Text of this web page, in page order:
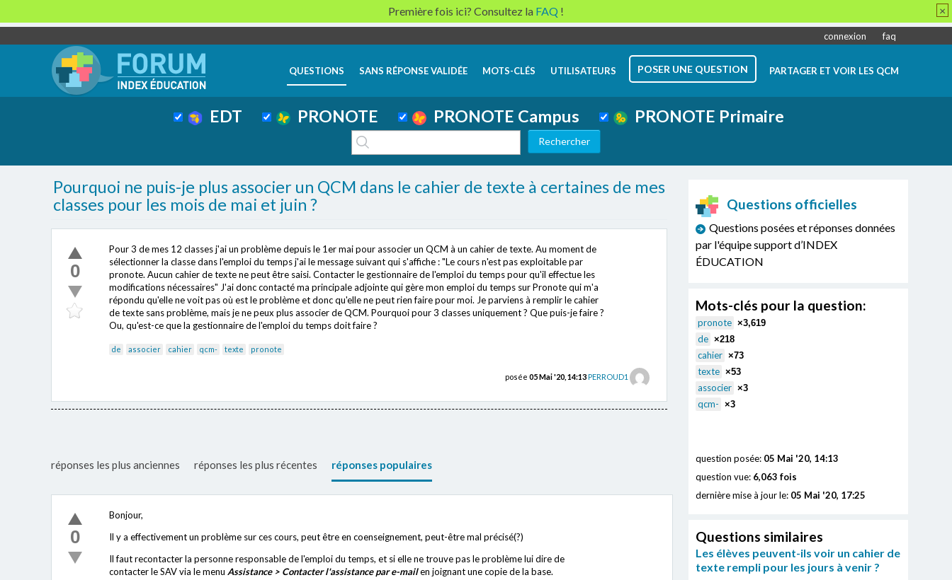
connexion faq
QUESTIONS SANS RÉPONSE VALIDÉE MOTS-CLÉS UTILISATEURS POSER UNE QUESTION PARTAGER ET VOIR LES QCM
EDT PRONOTE PRONOTE Campus PRONOTE Primaire
Pourquoi ne puis-je plus associer un QCM dans le cahier de texte à certaines de mes
classes pour les mois de mai et juin ?
0
Pour 3 de mes 12 classes j'ai un problème depuis le 1er mai pour associer un QCM à un cahier de texte. Au moment de
sélectionner la classe dans l'emploi du temps j'ai le message suivant qui s'affiche : "Le cours n'est pas exploitable par
pronote. Aucun cahier de texte ne peut être saisi. Contacter le gestionnaire de l'emploi du temps pour qu'il effectue les
modifications nécessaires" J'ai donc contacté ma principale adjointe qui gère mon emploi du temps sur Pronote qui m'a
répondu qu'elle ne voit pas où est le problème et donc qu'elle ne peut rien faire pour moi. Je parviens à remplir le cahier
de texte sans problème, mais je ne peux plus associer de QCM. Pourquoi pour 3 classes uniquement ? Que puis-je faire ?
Ou, qu'est-ce que la gestionnaire de l'emploi du temps doit faire ?
de associer cahier qcm- texte pronote
posée 05 Mai '20, 14:13PERROUD1
réponses les plus anciennes réponses les plus récentes réponses populaires
0
Bonjour,
Il y a effectivement un problème sur ces cours, peut être en coenseignement, peut-être mal précisé(?)
Il faut recontacter la personne responsable de l'emploi du temps, et si elle ne trouve pas le problème lui dire de
contacter le SAV via le menu Assistance > Contacter l'assistance par e-mailen joignant une copie de la base.
Questions officielles
Questions posées et réponses données
par l'équipe support d’INDEX
ÉDUCATION
Mots-clés pour la question:
pronote ×3,619
de ×218
cahier ×73
texte ×53
associer ×3
qcm- ×3
question posée: 05 Mai '20, 14:13
question vue: 6,063 fois
dernière mise à jour le: 05 Mai '20, 17:25
Questions similaires
Les élèves peuvent-ils voir un cahier de
texte rempli pour les jours à venir ?
Première fois ici? Consultez la FAQ ! ×